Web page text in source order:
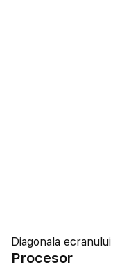
Diagonala ecranului
Procesor